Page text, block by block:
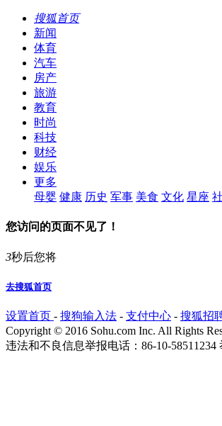
搜狐首页
新闻
体育
汽车
房产
旅游
教育
时尚
科技
财经
娱乐
更多
母婴 健康 历史 军事 美食 文化 星座
您访问的页面不见了！
3秒后您将
去搜狐首页
设置首页 - 搜狗输入法 - 支付中心 - 搜狐招
Copyright © 2016 Sohu.com Inc. All Rights
违法和不良信息举报电话：86-10-58511234